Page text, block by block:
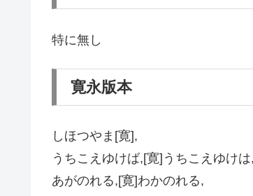
特に無し
寛永版本
しほつやま[寛],
うちこえゆけば,[寛]うちこえゆけは,
あがのれる,[寛]わかのれる,